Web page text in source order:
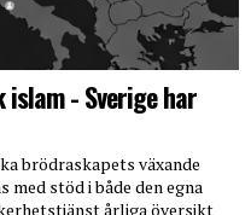
- Sverige har
brödraskapets växande
med stöd i både den egna
årliga översikt